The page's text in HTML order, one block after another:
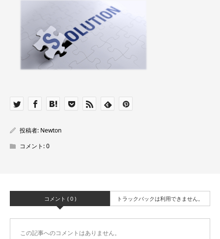
投稿者: Newton
コメント:0
コメント ( 0 ) トラックバックは利用できません。
この記事へのコメントはありません。